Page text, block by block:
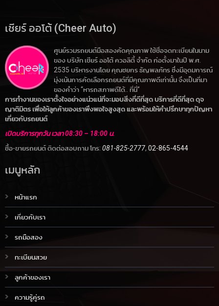
เชียร์ ออโต้ (Cheer Auto)
ศูนย์รวมรถยนต์มือสองคัดคุณภาพ ใช้ชื่อจดทะเบียนในนาม
ของ บริษัท เชียร์ ออโต้ ควอลิตี้ จำกัด ก่อตั้งมาในปี พ.ศ.
2535 บริหารงานโดย คุณชยกร ธัญพลภัทร ซึ่งมีอุดมการณ์
มุ่งเน้นการคัดเลือกรถยนต์ที่มีคุณภาพดีเท่านั้น จึงเป็นที่มา
ของคำว่า “หารถสภาพดีได้.. ที่นี่”
การทำงานของเราตั้งใจอย่างแน่วแน่ที่จะมอบสิ่งที่ดีที่สุด บริการที่ดีที่สุด ดุจ
ญาติมิตร เพื่อให้ลูกค้าของเราพึงพอใจสูงสุด และพร้อมให้คำปรึกษาทุกปัญหา
เกี่ยวกับรถยนต์
เปิดบริการทุกวัน เวลา 08:30 – 18:00 น.
ซื้อ-ขายรถยนต์ ติดต่อสอบถาม โทร: 081-825-2777, 02-865-4544
เมนูหลัก
หน้าแรก
เกี่ยวกับเรา
รถมือสอง
ทะเบียนสวย
ลูกค้าของเรา
ความรู้คู่รถ